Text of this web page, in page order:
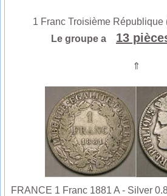
1 Franc Troisième République
Le groupe a
13
⇑
FRANCE 1 Franc 1881 A - Silver